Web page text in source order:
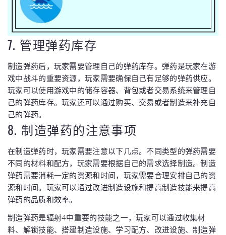
7. 管理弹药库存
制造弹药后，玩家需要管理自己的弹药库存。弹药是玩家在游
戏中战斗的重要资源，玩家需要确保自己有足够的弹药供应。
玩家可以使用游戏中的储存容器、背包或者交易系统来管理自
己的弹药库存。玩家还可以通过购买、交易或者制造来补充自
己的弹药。
8. 制造弹药的注意事项
在制造弹药时，玩家需要注意以下几点。不同类型的弹药需要
不同的材料和配方，玩家需要根据自己的需求选择制造。制造
弹药需要消耗一定的资源和时间，玩家需要合理安排自己的资
源和时间。玩家可以通过改进制造设施和提高制造技能来提高
弹药的品质和效率。
制造弹药是辐射4中重要的技能之一，玩家可以通过收集材
料、解锁技能、搭建制造设施、学习配方、改进设施、制造弹